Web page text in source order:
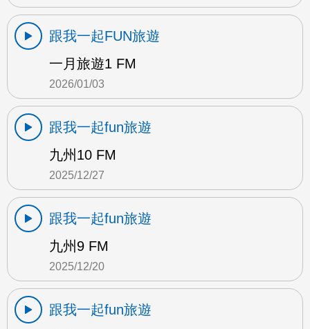
跟我一起FUN旅遊
一月旅遊1 FM
2026/01/03
跟我一起fun旅遊
九州10 FM
2025/12/27
跟我一起fun旅遊
九州9 FM
2025/12/20
跟我一起fun旅遊